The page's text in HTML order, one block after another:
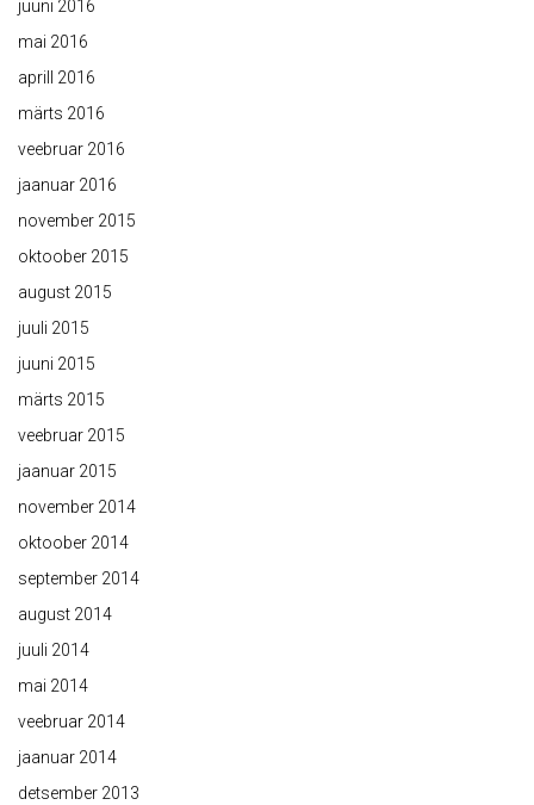
juuni 2016
mai 2016
aprill 2016
märts 2016
veebruar 2016
jaanuar 2016
november 2015
oktoober 2015
august 2015
juuli 2015
juuni 2015
märts 2015
veebruar 2015
jaanuar 2015
november 2014
oktoober 2014
september 2014
august 2014
juuli 2014
mai 2014
veebruar 2014
jaanuar 2014
detsember 2013